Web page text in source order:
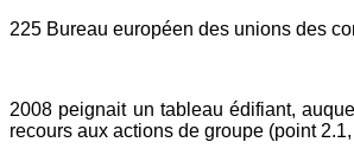
225 Bureau européen des unions des
2008 peignait un tableau édifiant,
recours aux actions de groupe (point